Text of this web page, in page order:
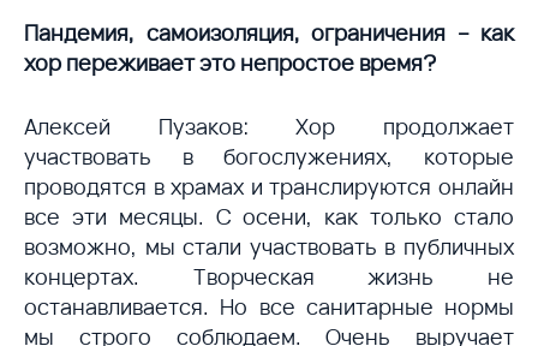
Пандемия, самоизоляция, ограничения – как
хор переживает это непростое время?
Алексей Пузаков: Хор продолжает
участвовать в богослужениях, которые
проводятся в храмах и транслируются онлайн
все эти месяцы. С осени, как только стало
возможно, мы стали участвовать в публичных
концертах. Творческая жизнь не
останавливается. Но все санитарные нормы
мы строго соблюдаем. Очень выручает